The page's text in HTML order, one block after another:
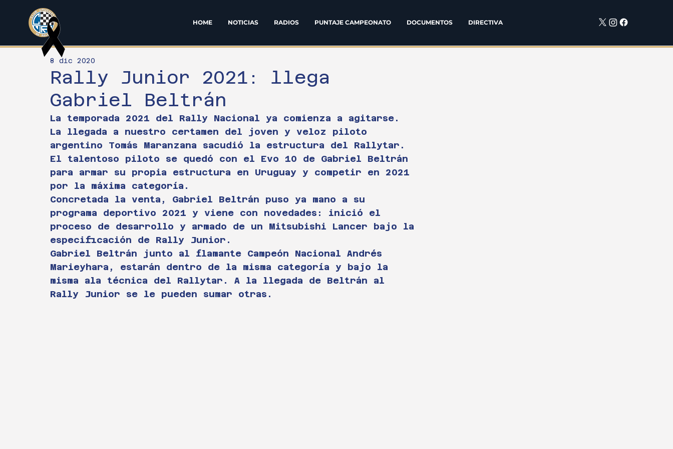
HOME NOTICIAS RADIOS PUNTAJE CAMPEONATO DOCUMENTOS DIRECTIVA
Rally Junior 2021: llega
Gabriel Beltrán
8 dic 2020
La temporada 2021 del Rally Nacional ya comienza a agitarse.
La llegada a nuestro certamen del joven y veloz piloto
argentino Tomás Maranzana sacudió la estructura del Rallytar.
El talentoso piloto se quedó con el Evo 10 de Gabriel Beltrán
para armar su propia estructura en Uruguay y competir en 2021
por la máxima categoría.
Concretada la venta, Gabriel Beltrán puso ya mano a su
programa deportivo 2021 y viene con novedades: inició el
proceso de desarrollo y armado de un Mitsubishi Lancer bajo la
especificación de Rally Junior.
Gabriel Beltrán junto al flamante Campeón Nacional Andrés
Marieyhara, estarán dentro de la misma categoría y bajo la
misma ala técnica del Rallytar. A la llegada de Beltrán al
Rally Junior se le pueden sumar otras.